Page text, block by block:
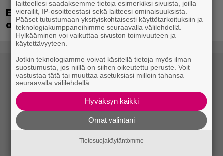
EA myytiin Saudi-Arabiaan – yhtiöltä
odotetaan massairtisanomisia
laitteellesi saadaksemme tietoja esimerkiksi sivuista, joilla
vierailit, IP-osoitteestasi sekä laitteesi ominaisuuksista.
Pääset tutustumaan yksityiskohtaisesti käyttötarkoituksiin ja
teknologiakumppaneihimme seuraavalla välilehdellä.
Hylkääminen voi vaikuttaa sivuston toimivuuteen ja
käytettävyyteen.
Jotkin teknologiamme voivat käsitellä tietoja myös ilman
suostumusta, jos niillä on siihen oikeutettu peruste. Voit
vastustaa tätä tai muuttaa asetuksiasi milloin tahansa
seuraavalla välilehdellä.
Hyväksyn kaikki
Omat valintani
Tietosuojakäytäntömme